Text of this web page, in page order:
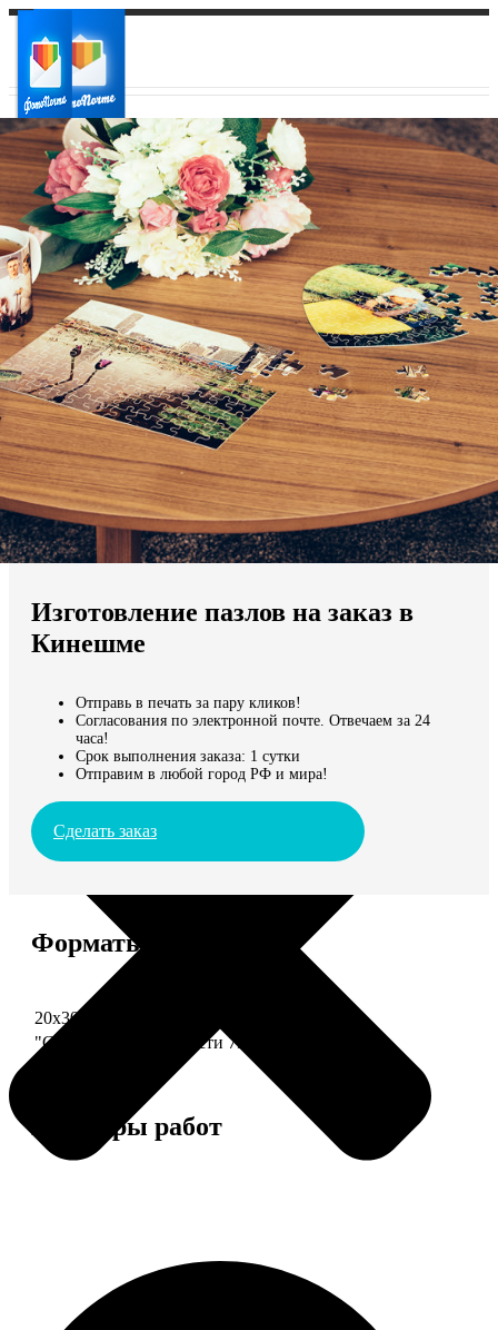
Ваш город:
Ваш регион доставки
Выберите из списка:
Мы доставляем по всему миру
Продолжить без города
Изготовление пазлов на заказ в
Кинешме
Отправь в печать за пару кликов!
Согласования по электронной почте. Отвечаем за 24
часа!
Срок выполнения заказа: 1 сутки
Отправим в любой город РФ и мира!
Сделать заказ
Форматы и цены
Услуга
20х30 110 частей
"Сердце" 20х20 74 части 790
Примеры работ